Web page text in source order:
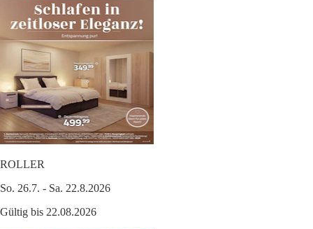
ROLLER
So. 26.7. - Sa. 22.8.2026
Gültig bis 22.08.2026